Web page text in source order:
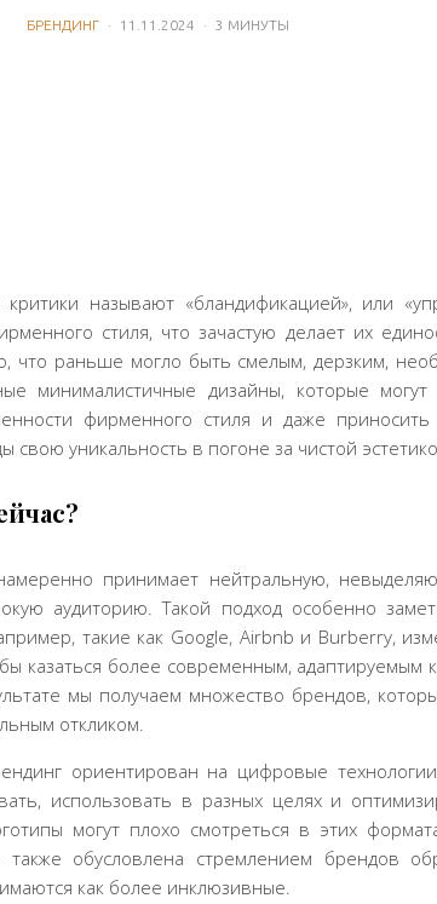
БРЕНДИНГ · 11.11.2024 · 3 МИНУТЫ
называют «бландификацией», или
стиля, что зачастую делает их
что раньше могло быть смелым, дерзким,
минималистичные дизайны, которые могут
фирменного стиля и даже приносить
уникальность в погоне за чистой
принимает нейтральную,
аудиторию. Такой подход особенно
такие как Google, Airbnb и Burberry,
казаться более современным, адаптируемым
мы получаем множество брендов,
откликом.
ориентирован на цифровые
использовать в разных целях и
могут плохо смотреться в этих
обусловлена стремлением брендов
как более инклюзивные.